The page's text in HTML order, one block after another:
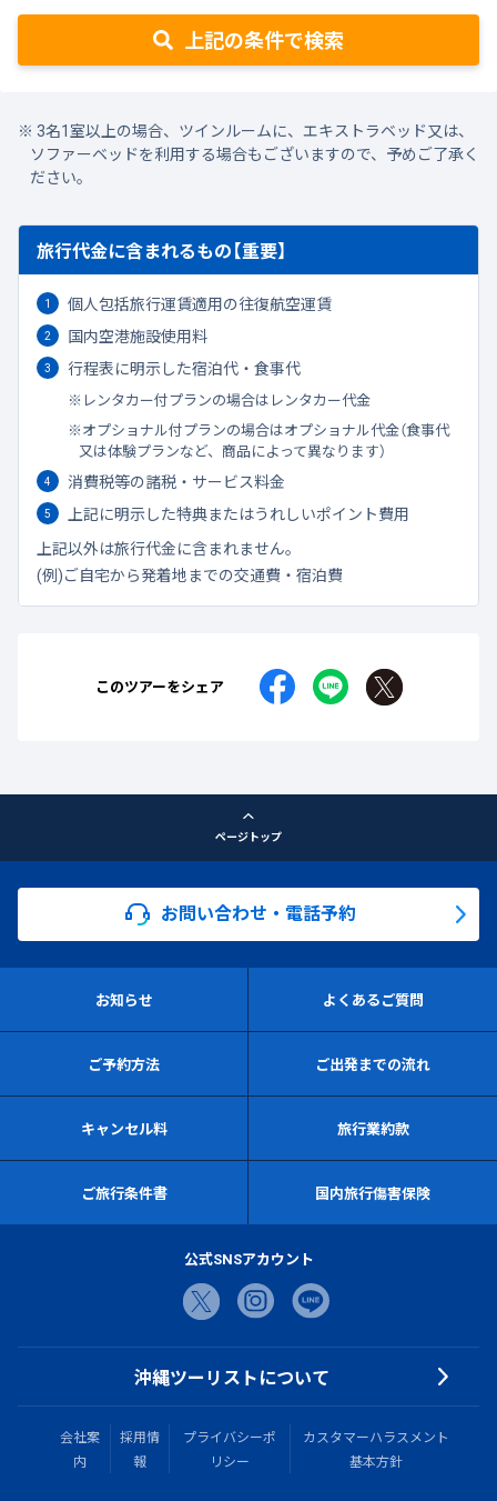
上記の条件で検索
3名1室以上の場合、ツインルームに、エキストラベッド又は、
ソファーベッドを利用する場合もございますので、予めご了承く
ださい。
旅行代金に含まれるもの【重要】
個人包括旅行運賃適用の往復航空運賃
国内空港施設使用料
行程表に明示した宿泊代・食事代
レンタカー付プランの場合はレンタカー代金
オプショナル付プランの場合はオプショナル代金（食事代
又は体験プランなど、商品によって異なります）
消費税等の諸税・サービス料金
上記に明示した特典またはうれしいポイント費用
上記以外は旅行代金に含まれません。
(例)ご自宅から発着地までの交通費・宿泊費
このツアーをシェア
ページトップ
お問い合わせ・電話予約
お知らせ よくあるご質問
ご予約方法 ご出発までの流れ
キャンセル料 旅行業約款
ご旅行条件書 国内旅行傷害保険
公式SNSアカウント
沖縄ツーリストについて
会社案
内
採用情
報
プライバシーポ
リシー
カスタマーハラスメント
基本方針